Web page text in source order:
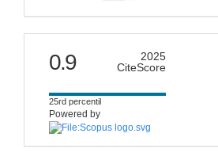
citescore
0.9
2025
CiteScore
25rd percentil
Powered by